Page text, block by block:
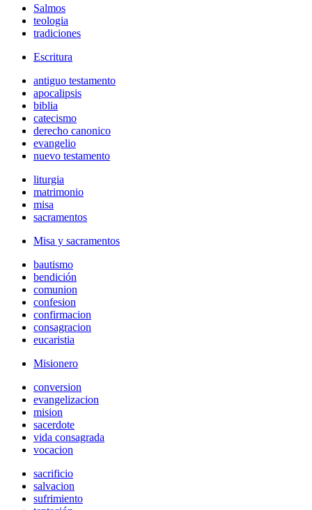
Salmos
teologia
tradiciones
Escritura
antiguo testamento
apocalipsis
biblia
catecismo
derecho canonico
evangelio
nuevo testamento
liturgia
matrimonio
misa
sacramentos
Misa y sacramentos
bautismo
bendición
comunion
confesion
confirmacion
consagracion
eucaristia
Misionero
conversion
evangelizacion
mision
sacerdote
vida consagrada
vocacion
sacrificio
salvacion
sufrimiento